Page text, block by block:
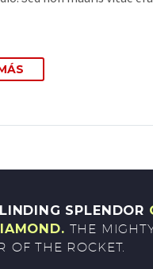
SPLENDOR
THE
OF THE ROCKET.